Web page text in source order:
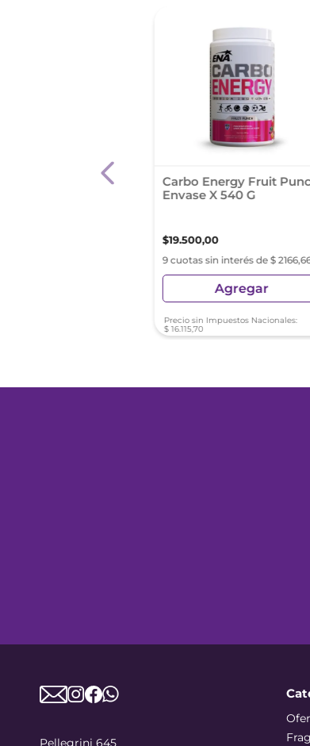
Gotas Probióticas
Carbo Energy Fruit
Envase X 540 G
$19.500,00
9 cuotas sin interés de $
Agregar
Precio sin Impuestos Nacionales:
$ 16.115,70
Pellegrini 645